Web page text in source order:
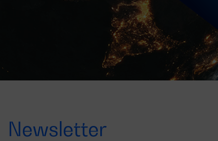
Newsletter